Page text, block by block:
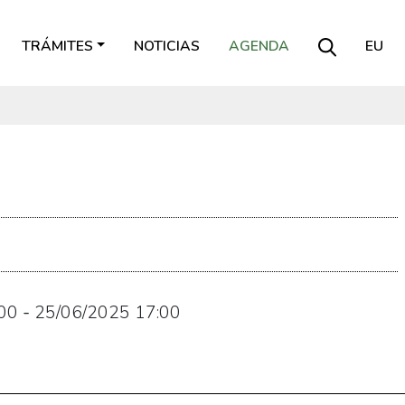
TRÁMITES NOTICIAS AGENDA EU
- 25/06/2025 17:00